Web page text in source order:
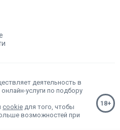
деятельность в
услуги по подбору
cookie для того, чтобы
возможностей при